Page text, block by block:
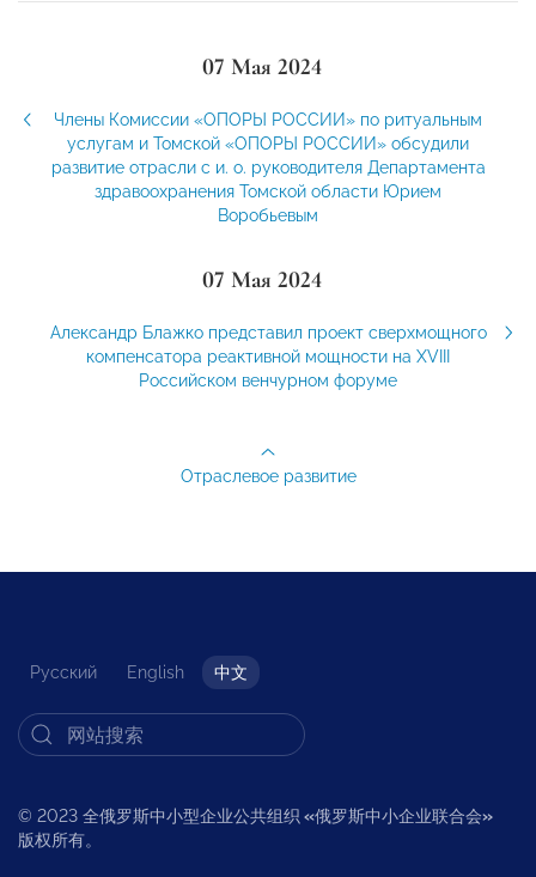
07 Мая 2024
Члены Комиссии «ОПОРЫ РОССИИ» по ритуальным
услугам и Томской «ОПОРЫ РОССИИ» обсудили
развитие отрасли с и. о. руководителя Департамента
здравоохранения Томской области Юрием
Воробьевым
07 Мая 2024
Александр Блажко представил проект сверхмощного
компенсатора реактивной мощности на XVIII
Российском венчурном форуме
Отраслевое развитие
Русский English 中文
© 2023 全俄罗斯中小型企业公共组织 «俄罗斯中小企业联合会»
版权所有。